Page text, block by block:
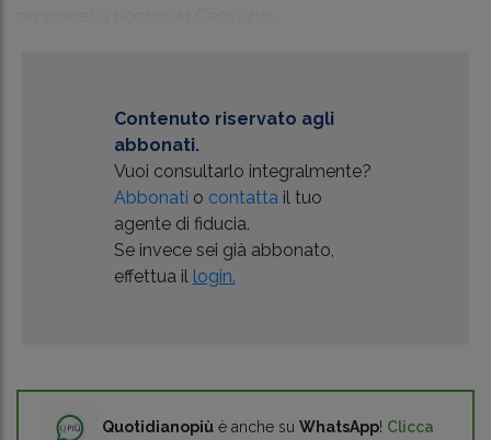
Contenuto riservato agli
abbonati.
Vuoi consultarlo integralmente?
Abbonati o contatta il tuo
agente di fiducia.
Se invece sei già abbonato,
effettua il login.
Quotidianopiù è anche su WhatsApp! Clicca